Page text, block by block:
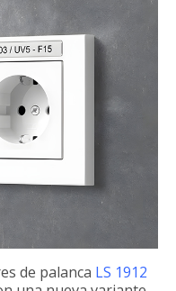
de palanca LS 1912